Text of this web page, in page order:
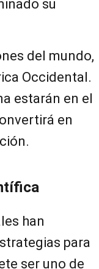
su
del mundo,
Occidental.
estarán en el
en
han
para
ser uno de